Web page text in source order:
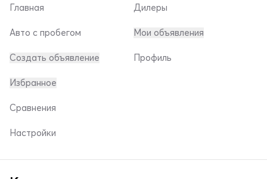
Главная
Авто с пробегом
Создать объявление
Дилеры
Мои объявления
Профиль
Избранное
Сравнения
Настройки